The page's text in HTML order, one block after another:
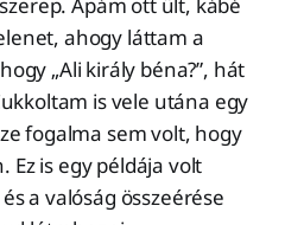
Apám ott ült, kábé
ahogy láttam a
„Ali király béna?”, hát
is vele utána egy
fogalma sem volt, hogy
Ez is egy példája volt
a valóság összeérése